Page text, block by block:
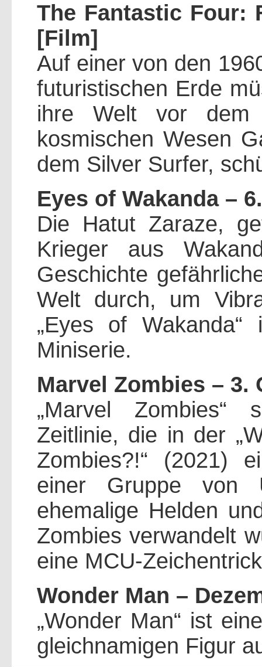
The Fantastic Four:
[Film]
Auf einer von den
futuristischen Erde
ihre Welt vor dem
kosmischen Wesen
dem Silver Surfer,
Eyes of Wakanda –
Die Hatut Zaraze,
Krieger aus
Geschichte
Welt durch, um
„Eyes of Wakanda“
Miniserie.
Marvel Zombies – 3.
„Marvel
Zeitlinie, die in der
Zombies?!“ (2021)
einer Gruppe von
ehemalige Helden
Zombies verwandelt
eine MCU-
Wonder Man –
„Wonder Man“ ist
gleichnamigen Figur